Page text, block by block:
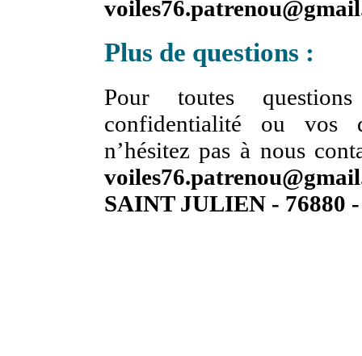
Plus de questions :
Pour toutes
confidentialité ou vos
n’hésitez pas à nous
SAINT JULIEN - 76880